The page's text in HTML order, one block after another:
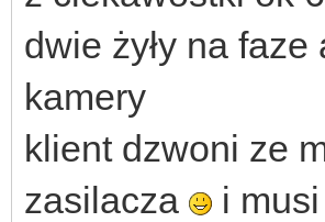
dwie żyły na
kamery
klient dzwoni ze
zasilacza
i